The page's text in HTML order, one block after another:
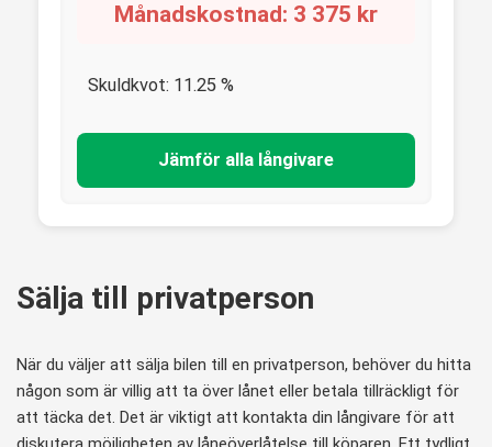
Månadskostnad: 3 375 kr
Skuldkvot: 11.25 %
Jämför alla långivare
Sälja till privatperson
När du väljer att sälja bilen till en privatperson, behöver du hitta
någon som är villig att ta över lånet eller betala tillräckligt för
att täcka det. Det är viktigt att kontakta din långivare för att